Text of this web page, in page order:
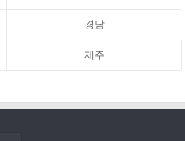
경남
제주